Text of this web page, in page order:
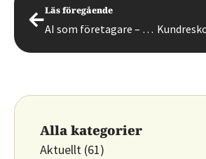
Läs föregående
AI som företagare – vad behöver du veta?
Alla kategorier
Aktuellt (61)